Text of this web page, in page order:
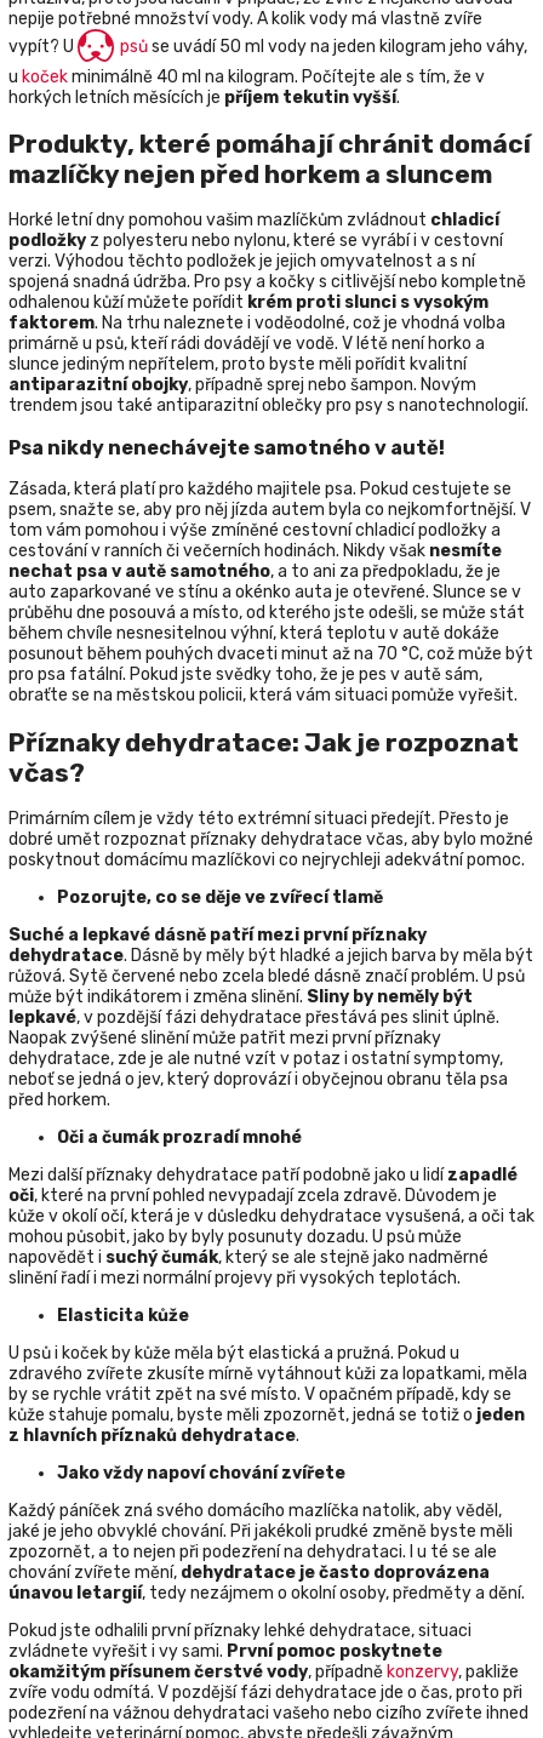
nepije potřebné množství vody. A kolik vody má vlastně zvíře
vypít? U
psůse uvádí 50 ml vody na jeden kilogram jeho váhy,
u kočekminimálně 40 ml na kilogram. Počítejte ale s tím, že v
horkých letních měsících je příjem tekutin vyšší.
Produkty, které pomáhají chránit domácí
mazlíčky nejen před horkem a sluncem
Horké letní dny pomohou vašim mazlíčkům zvládnout chladicí
podložky z polyesteru nebo nylonu, které se vyrábí i v cestovní
verzi. Výhodou těchto podložek je jejich omyvatelnost a s ní
spojená snadná údržba. Pro psy a kočky s citlivější nebo kompletně
odhalenou kůží můžete pořídit krém proti slunci s vysokým
faktorem. Na trhu naleznete i voděodolné, což je vhodná volba
primárně u psů, kteří rádi dovádějí ve vodě. V létě není horko a
slunce jediným nepřítelem, proto byste měli pořídit kvalitní
antiparazitní obojky, případně sprej nebo šampon. Novým
trendem jsou také antiparazitní oblečky pro psy s nanotechnologií.
Psa nikdy nenechávejte samotného v autě!
Zásada, která platí pro každého majitele psa. Pokud cestujete se
psem, snažte se, aby pro něj jízda autem byla co nejkomfortnější. V
tom vám pomohou i výše zmíněné cestovní chladicí podložky a
cestování v ranních či večerních hodinách. Nikdy však nesmíte
nechat psa v autě samotného, a to ani za předpokladu, že je
auto zaparkované ve stínu a okénko auta je otevřené. Slunce se v
průběhu dne posouvá a místo, od kterého jste odešli, se může stát
během chvíle nesnesitelnou výhní, která teplotu v autě dokáže
posunout během pouhých dvaceti minut až na 70 °C, což může být
pro psa fatální. Pokud jste svědky toho, že je pes v autě sám,
obraťte se na městskou policii, která vám situaci pomůže vyřešit.
Příznaky dehydratace: Jak je rozpoznat
včas?
Primárním cílem je vždy této extrémní situaci předejít. Přesto je
dobré umět rozpoznat příznaky dehydratace včas, aby bylo možné
poskytnout domácímu mazlíčkovi co nejrychleji adekvátní pomoc.
Pozorujte, co se děje ve zvířecí tlamě
Suché a lepkavé dásně patří mezi první příznaky
dehydratace. Dásně by měly být hladké a jejich barva by měla být
růžová. Sytě červené nebo zcela bledé dásně značí problém. U psů
může být indikátorem i změna slinění. Sliny by neměly být
lepkavé, v pozdější fázi dehydratace přestává pes slinit úplně.
Naopak zvýšené slinění může patřit mezi první příznaky
dehydratace, zde je ale nutné vzít v potaz i ostatní symptomy,
neboť se jedná o jev, který doprovází i obyčejnou obranu těla psa
před horkem.
Oči a čumák prozradí mnohé
Mezi další příznaky dehydratace patří podobně jako u lidízapadlé
oči, které na první pohled nevypadají zcela zdravě. Důvodem je
kůže v okolí očí, která je v důsledku dehydratace vysušená, a oči tak
mohou působit, jako by byly posunuty dozadu. U psů může
napovědět i suchý čumák, který se ale stejně jako nadměrné
slinění řadí i mezi normální projevy při vysokých teplotách.
Elasticita kůže
U psů i koček by kůže měla být elastická a pružná. Pokud u
zdravého zvířete zkusíte mírně vytáhnout kůži za lopatkami, měla
by se rychle vrátit zpět na své místo. V opačném případě, kdy se
kůže stahuje pomalu, byste měli zpozornět, jedná se totiž o jeden
z hlavních příznaků dehydratace.
Jako vždy napoví chování zvířete
Každý páníček zná svého domácího mazlíčka natolik, aby věděl,
jaké je jeho obvyklé chování. Při jakékoli prudké změně byste měli
zpozornět, a to nejen při podezření na dehydrataci. I u té se ale
chování zvířete mění, dehydratace je často doprovázena
únavou letargií, tedy nezájmem o okolní osoby, předměty a dění.
Pokud jste odhalili první příznaky lehké dehydratace, situaci
zvládnete vyřešit i vy sami. První pomoc poskytnete
okamžitým přísunem čerstvé vody, případně konzervy, pakliže
zvíře vodu odmítá. V pozdější fázi dehydratace jde o čas, proto při
podezření na vážnou dehydrataci vašeho nebo cizího zvířete ihned
vyhledejte veterinární pomoc, abyste předešli závažným